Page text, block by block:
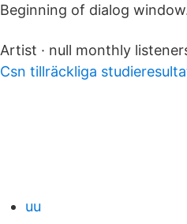
Beginning of dialog
Artist · null monthly
Csn tillräckliga
uu